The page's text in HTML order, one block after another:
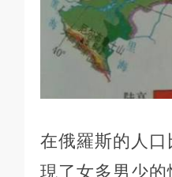
在俄羅斯的人
現了女多男少的